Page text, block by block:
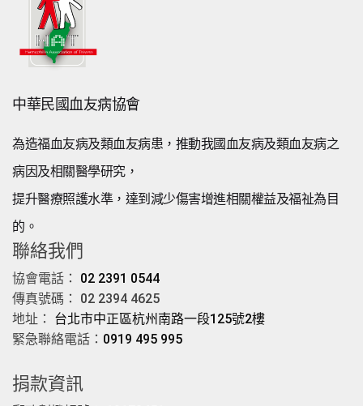
中華民國血友病協會
為造福血友病及類血友病患，推動我國血友病及類血友病之
病因及相關醫學研究，
提升醫療照護水準，達到減少傷害增進相關權益及福祉為目
的。
聯絡我們
協會電話： 02 2391 0544
傳真號碼： 02 2394 4625
地址： 台北市中正區杭州南路一段125號2樓
緊急聯絡電話： 0919 495 995
捐款資訊